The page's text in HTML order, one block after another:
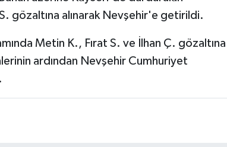
gözaltına alınarak Nevşehir'e getirildi.
Metin K., Fırat S. ve İlhan Ç. gözaltına
ardından Nevşehir Cumhuriyet